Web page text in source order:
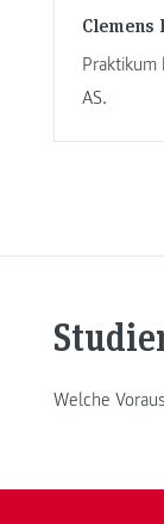
Clemens
Praktikum
AS.
Welche